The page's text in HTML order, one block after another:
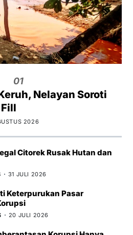
01
Nelayan Soroti
2026
Citorek Rusak Hutan dan
31 JULI 2026
Keterpurukan Pasar
20 JULI 2026